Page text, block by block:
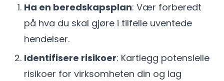
Ha en beredskapsplan: Vær forberedt
på hva du skal gjøre i tilfelle uventede
hendelser.
Identifisere risikoer: Kartlegg potensielle
risikoer for virksomheten din og lag